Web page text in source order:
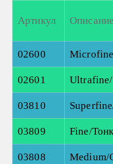
Артикул Описание
02600
02601 Ultrafine/
03810
03809 Fine/
03808 Medium/